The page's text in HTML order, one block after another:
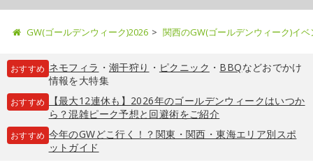
GW(ゴールデンウィーク)2026 関西のGW(ゴールデンウィーク)イ
おすすめ ネモフィラ ・ 潮干狩り ・ ピクニック ・ BBQなどおでかけ
情報を大特集
おすすめ
【最大12連休も】2026年のゴールデンウィークはいつか
ら？混雑ピーク予想と回避術をご紹介
おすすめ 今年のGWどこ行く！？関東・関西・東海エリア別スポ
ットガイド